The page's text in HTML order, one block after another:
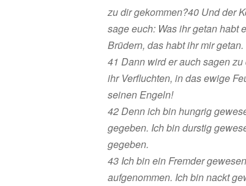
zu dir gekommen?40 Und der
sage euch: Was ihr getan habt
Brüdern, das habt ihr mir getan.
41 Dann wird er auch sagen
ihr Verfluchten, in das ewige
seinen Engeln!
42 Denn ich bin hungrig
gegeben. Ich bin durstig
gegeben.
43 Ich bin ein Fremder
aufgenommen. Ich bin nackt